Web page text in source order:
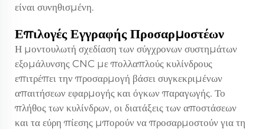
είναι συνηθισμένη.
Επιλογές Εγγραφής Προσαρμοστέων
Η μοντουλωτή σχεδίαση των σύγχρονων συστημάτων
εξομάλυνσης CNC με πολλαπλούς κυλίνδρους
επιτρέπει την προσαρμογή βάσει συγκεκριμένων
απαιτήσεων εφαρμογής και όγκων παραγωγής. Το
πλήθος των κυλίνδρων, οι διατάξεις των αποστάσεων
και τα εύρη πίεσης μπορούν να προσαρμοστούν για τη